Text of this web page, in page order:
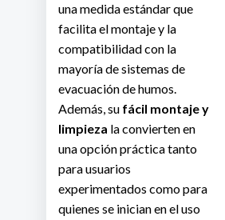
una medida estándar que
facilita el montaje y la
compatibilidad con la
mayoría de sistemas de
evacuación de humos.
Además, su fácil montaje y
limpieza la convierten en
una opción práctica tanto
para usuarios
experimentados como para
quienes se inician en el uso